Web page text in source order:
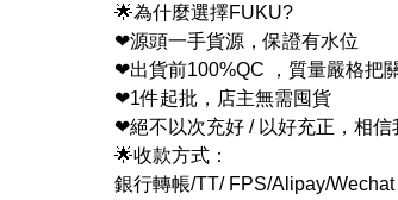
🌟為什麼選擇FUKU?
❤源頭一手貨源，保證有水位
❤出貨前100%QC ，質量嚴格把
❤1件起批，店主無需囤貨
❤絕不以次充好 / 以好充正，相信
🌟收款方式：
銀行轉帳/TT/ FPS/Alipay/